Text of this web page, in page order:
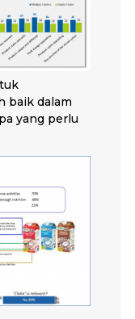
baik dalam
yang perlu